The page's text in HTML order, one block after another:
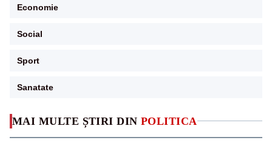
MAI MULTE ȘTIRI DIN POLITICA
Economie
Social
Sport
Sanatate